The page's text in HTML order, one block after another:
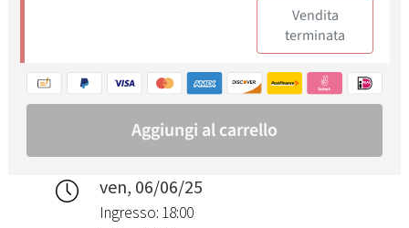
ven, 06/06/25
Ingresso: 18:00